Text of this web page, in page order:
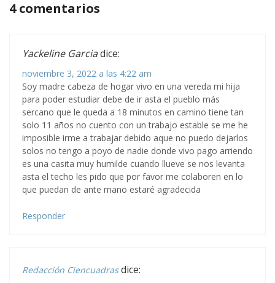
4 comentarios
Yackeline Garciadice:
noviembre 3, 2022 a las 4:22 am
Soy madre cabeza de hogar vivo en una vereda mi hija
para poder estudiar debe de ir asta el pueblo más
sercano que le queda a 18 minutos en camino tiene tan
solo 11 años no cuento con un trabajo estable se me he
imposible irme a trabajar debido aque no puedo dejarlos
solos no tengo a poyo de nadie donde vivo pago arriendo
es una casita muy humilde cuando llueve se nos levanta
asta el techo les pido que por favor me colaboren en lo
que puedan de ante mano estaré agradecida
Responder
Redacción Ciencuadrasdice: